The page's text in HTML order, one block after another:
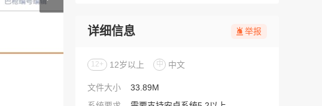
详细信息 举报
12+ 12岁以上 中 中文
文件大小
33.89M